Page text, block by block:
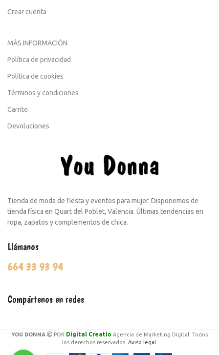
Crear cuenta
MÁS INFORMACIÓN
Política de privacidad
Política de cookies
Términos y condiciones
Carrito
Devoluciones
Tienda de moda de fiesta y eventos para mujer. Disponemos de
tienda física en Quart del Poblet, Valencia. Últimas tendencias en
ropa, zapatos y complementos de chica.
Llámanos
664 33 93 94
Compártenos en redes
YOU DONNA POR Digital Creatio Agencia de Marketing Digital. Todos
los derechos reservados. Aviso legal.